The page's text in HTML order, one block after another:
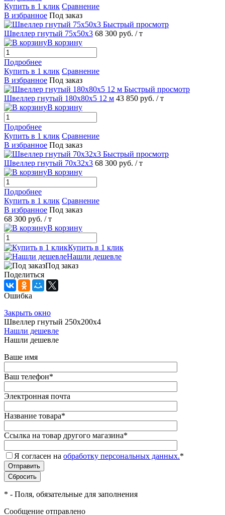
Купить в 1 клик Сравнение
В избранное Под заказ
Быстрый просмотр
Швеллер гнутый 75х50х3 68 300 руб. / т
В корзину
Подробнее
Купить в 1 клик Сравнение
В избранное Под заказ
Быстрый просмотр
Швеллер гнутый 180х80х5 12 м 43 850 руб. / т
В корзину
Подробнее
Купить в 1 клик Сравнение
В избранное Под заказ
Быстрый просмотр
Швеллер гнутый 70х32х3 68 300 руб. / т
В корзину
Подробнее
Купить в 1 клик Сравнение
В избранное Под заказ
68 300 руб. / т
В корзину
Купить в 1 клик
Нашли дешевле
Под заказ
Поделиться
Ошибка
Закрыть окно
Швеллер гнутый 250х200х4
Нашли дешевле
Нашли дешевле
Ваше имя
Ваш телефон*
Электронная почта
Название товара*
Ссылка на товар другого магазина*
Я согласен на обработку персональных данных.*
* - Поля, обязательные для заполнения
Сообщение отправлено